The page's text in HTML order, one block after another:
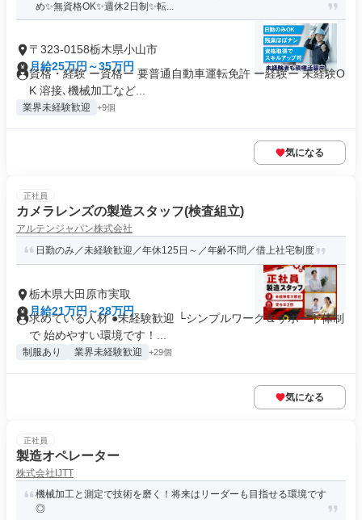
め✨無資格OK✨週休2日制✨転...
〒323-0158栃木県小山市
月給25万円～35万円
資格・経験 ー資格ー 要普通自動車運転免許 ー経験ー 未経験O
K 溶接､機械加工など...
業界未経験歓迎 +9個
気になる
正社員
カメラレンズの製造スタッフ(検査組立)
アルテンジャパン株式会社
日勤のみ／未経験歓迎／年休125日～／年齢不問／借上社宅制度
栃木県大田原市実取
月給21万円～28万円
求めている人材 ●未経験歓迎 └シンプルワーク＆サポート体制
で 始めやすい環境です！...
制服あり 業界未経験歓迎 +29個
気になる
正社員
製造オペレーター
株式会社IJTT
機械加工と測定で技術を磨く！将来はリーダーも目指せる環境です
◎